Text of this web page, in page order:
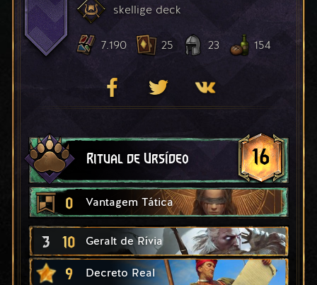
skellige deck
7.190 25 23 154
Ritual de Ursídeo 16
0 Vantagem Tática
3 10 Geralt de Rívia
9 Decreto Real